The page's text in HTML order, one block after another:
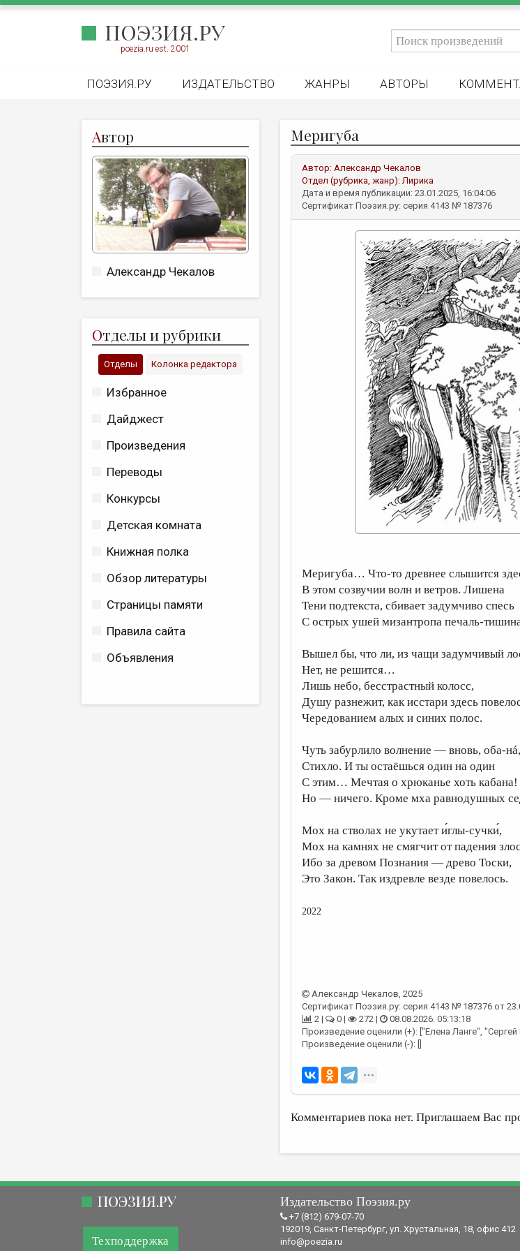
ПОЭЗИЯ.РУ
poezia.ru est. 2001
ПОЭЗИЯ.РУ ИЗДАТЕЛЬСТВО ЖАНРЫ АВТОРЫ
Автор
Александр Чекалов
Отделы и рубрики
Отделы Колонка редактора
Избранное
Дайджест
Произведения
Переводы
Конкурсы
Детская комната
Книжная полка
Обзор литературы
Страницы памяти
Правила сайта
Объявления
Меригуба
Автор: Александр Чекалов
Отдел (рубрика, жанр):Лирика
Дата и время публикации: 23.01.2025, 16:04:06
Сертификат Поэзия.ру: серия 4143 № 187376
Меригуба… Что-то древнее слышится
В этом созвучии волн и ветров. Лишена
Тени подтекста, сбивает задумчиво спесь
С острых ушей мизантропа печаль-
Вышел бы, что ли, из чащи задумчивый
Нет, не решится…
Лишь небо, бесстрастный колосс,
Душу разнежит, как исстари здесь
Чередованием алых и синих полос.
Чуть забурлило волнение — вновь, оба-нá,
Стихло. И ты остаёшься один на один
С этим… Мечтая о хрюканье хоть кабана!
Но — ничего. Кроме мха равнодушных
Мох на стволах не укутает и́глы-сучки́,
Мох на камнях не смягчит от падения
Ибо за древом Познания — древо Тоски,
Это Закон. Так издревле везде повелось.
2022
Александр Чекалов , 2025
Сертификат Поэзия.ру: серия 4143 № 187376 от
2 |
0 | 272 |
08.08.2026. 05:13:18
Произведение оценили (+): ["Елена Ланге", "Сергей
Произведение оценили (-): []
Комментариев пока нет. Приглашаем Вас
ПОЭЗИЯ.РУ
Техподдержка
Издательство Поэзия.ру
+7 (812) 679-07-70
192019, Санкт-Петербург, ул. Хрустальная, 18, офис 412
info@poezia.ru